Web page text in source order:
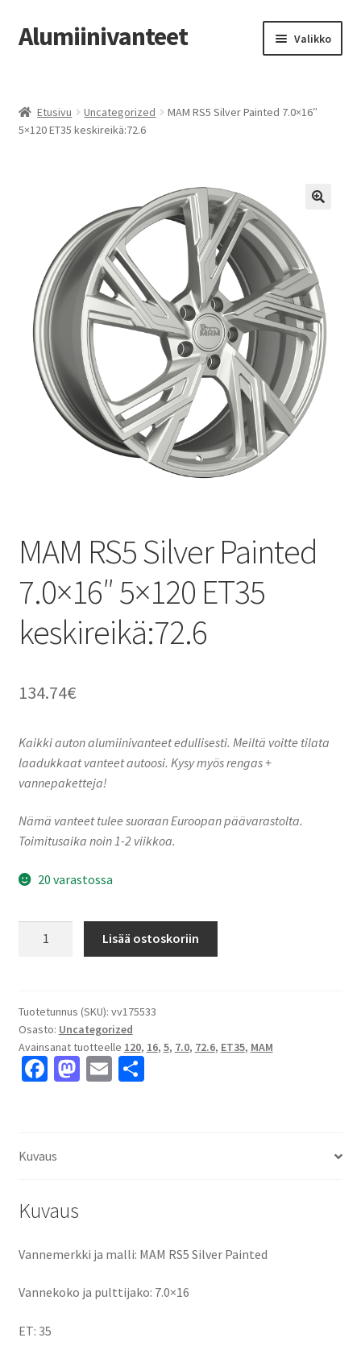
Siirry
navigointiin
Siirry
sisältöön
Alumiinivanteet Valikko
Kauppa
Vanteiden osto-opas
Auton renkaat
Yhteystiedot
Etusivu Uncategorized
MAM RS5 Silver Painted 7.0×16″
5×120 ET35 keskireikä:72.6
MAM RS5 Silver Painted
7.0×16″ 5×120 ET35
keskireikä:72.6
134.74€
Kaikki auton alumiinivanteet edullisesti. Meiltä voitte tilata
laadukkaat vanteet autoosi. Kysy myös rengas +
vannepaketteja!
Nämä vanteet tulee suoraan Euroopan päävarastolta.
Toimitusaika noin 1-2 viikkoa.
20 varastossa
7.0x16"
5x120
ET35
keskireikä:72.6
Lisää ostoskoriin
Tuotetunnus (SKU): vv175533
Osasto: Uncategorized
Avainsanat tuotteelle 120, 16, 5, 7.0, 72.6, ET35, MAM
Fa
o
M E S
Kuvaus
Kuvaus
Vannemerkki ja malli: MAM RS5 Silver Painted
Vannekoko ja pulttijako: 7.0×16
ET: 35